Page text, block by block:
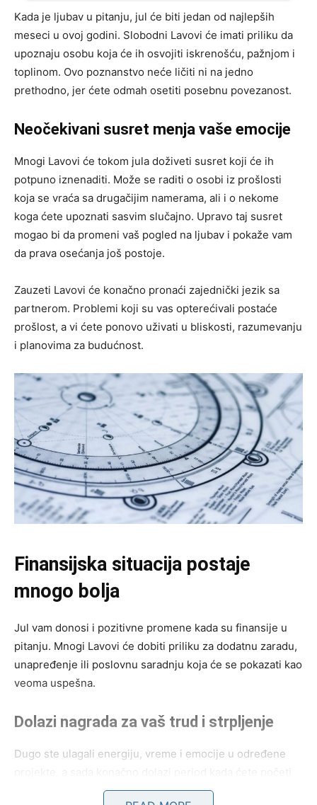
Kada je ljubav u pitanju, jul će biti jedan od najlepših
meseci u ovoj godini. Slobodni Lavovi će imati priliku da
upoznaju osobu koja će ih osvojiti iskrenošću, pažnjom i
toplinom. Ovo poznanstvo neće ličiti ni na jedno
prethodno, jer ćete odmah osetiti posebnu povezanost.
Neočekivani susret menja vaše emocije
Mnogi Lavovi će tokom jula doživeti susret koji će ih
potpuno iznenaditi. Može se raditi o osobi iz prošlosti
koja se vraća sa drugačijim namerama, ali i o nekome
koga ćete upoznati sasvim slučajno. Upravo taj susret
mogao bi da promeni vaš pogled na ljubav i pokaže vam
da prava osećanja još postoje.
Zauzeti Lavovi će konačno pronaći zajednički jezik sa
partnerom. Problemi koji su vas opterećivali postaće
prošlost, a vi ćete ponovo uživati u bliskosti, razumevanju
i planovima za budućnost.
Finansijska situacija postaje
mnogo bolja
Jul vam donosi i pozitivne promene kada su finansije u
pitanju. Mnogi Lavovi će dobiti priliku za dodatnu zaradu,
unapređenje ili poslovnu saradnju koja će se pokazati kao
veoma uspešna.
Dolazi nagrada za vaš trud i strpljenje
Dugo ste ulagali energiju, vreme i emocije u određene
da ubirate plodove svog rada. Posebno povoljan period